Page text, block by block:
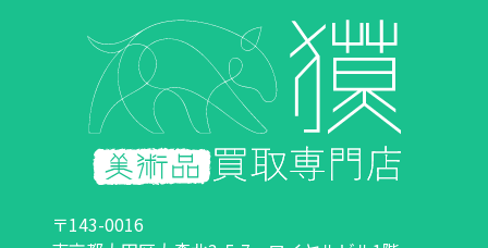
〒143-0016